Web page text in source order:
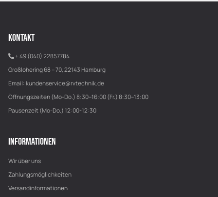
KONTAKT
+ 49 (040) 22857784
Großlohering 68 – 70, 22143 Hamburg
Email: kundenservice@rvtechnik.de
Öffnungszeiten (Mo-Do.) 8:30–16:00 (Fr.) 8:30–13:00
Pausenzeit (Mo-Do.) 12:00-12:30
INFORMATIONEN
Wir über uns
Zahlungsmöglichkeiten
Versandinformationen